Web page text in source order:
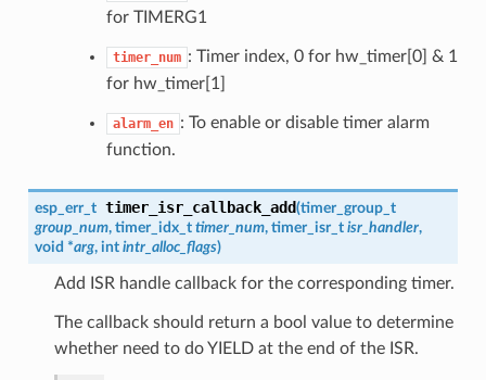
for TIMERG1
timer_num : Timer index, 0 for hw_timer[0] & 1
for hw_timer[1]
alarm_en : To enable or disable timer alarm
function.
esp_err_t timer_isr_callback_add(timer_group_t
group_num, timer_idx_t timer_num, timer_isr_t isr_handler,
void *arg, int intr_alloc_flags)
Add ISR handle callback for the corresponding timer.
The callback should return a bool value to determine
whether need to do YIELD at the end of the ISR.